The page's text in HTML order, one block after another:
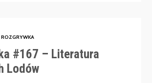
ROZGRYWKA
#167 – Literatura
Lodów